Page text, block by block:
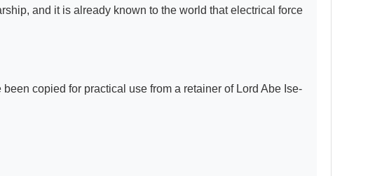
and it is already known to the world that electrical force
copied for practical use from a retainer of Lord Abe Ise-